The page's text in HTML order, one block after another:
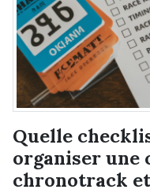
Quelle
organiser une
chronotrack